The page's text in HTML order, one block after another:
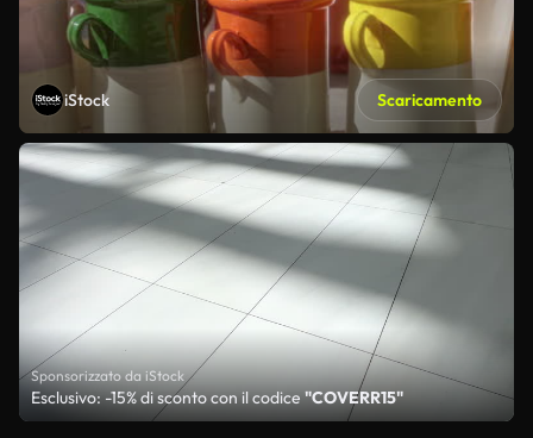
iStock Scaricamento
Sponsorizzato da iStock
Esclusivo: -15% di sconto con il codice"COVERR15"